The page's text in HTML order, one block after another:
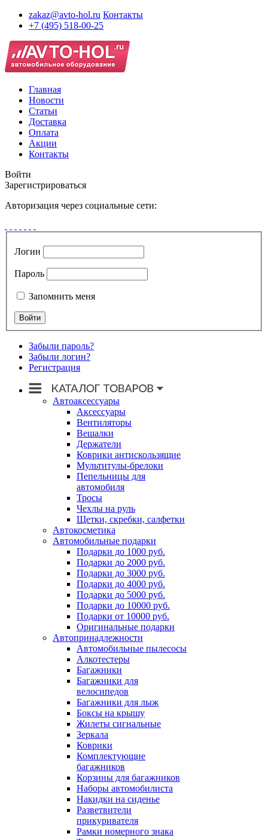
zakaz@avto-hol.ru Контакты
+7 (495) 518-00-25
Главная
Новости
Статьи
Доставка
Оплата
Акции
Контакты
Войти
Зарегистрироваться
Авторизация через социальные сети:
Логин
Пароль
Запомнить меня
Забыли пароль?
Забыли логин?
Регистрация
Автоаксессуары
Аксессуары
Вентиляторы
Вешалки
Держатели
Коврики антискользящие
Мультитулы-брелоки
Пепельницы для
автомобиля
Тросы
Чехлы на руль
Щетки, скребки, салфетки
Автокосметика
Автомобильные подарки
Подарки до 1000 руб.
Подарки до 2000 руб.
Подарки до 3000 руб.
Подарки до 4000 руб.
Подарки до 5000 руб.
Подарки до 10000 руб.
Подарки от 10000 руб.
Оригинальные подарки
Автопринадлежности
Автомобильные пылесосы
Алкотестеры
Багажники
Багажники для
велосипедов
Багажники для лыж
Боксы на крышу
Жилеты сигнальные
Зеркала
Коврики
Комплектующие
багажников
Корзины для багажников
Наборы автомобилиста
Накидки на сиденье
Разветвители
прикуривателя
Рамки номерного знака